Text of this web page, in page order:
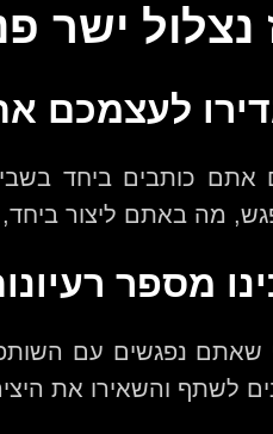
ישר פנימה! 14 דרכים להפוך יצירה
לעצמכם
אתם כותבים ביחד
מה באתם ליצור ביחד,
מספר
שאתם נפגשים עם
לשתף והשאירו את